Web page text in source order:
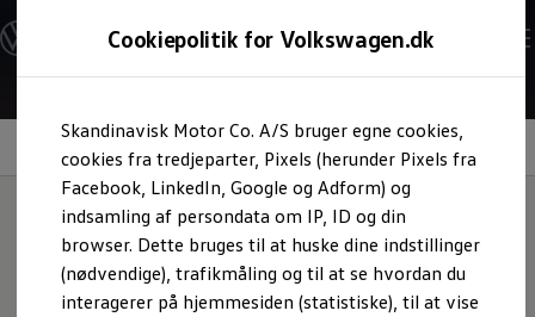
Cookiepolitik for Volkswagen.dk
Skandinavisk Motor Co. A/S bruger egne cookies,
cookies fra tredjeparter, Pixels (herunder Pixels fra
Facebook, LinkedIn, Google og Adform) og
indsamling af persondata om IP, ID og din
browser. Dette bruges til at huske dine indstillinger
(nødvendige), trafikmåling og til at se hvordan du
interagerer på hjemmesiden (statistiske), til at vise
hovedindhold
footer
Modeller og konfigurator
Byg din Volkswagen
Alle modeller
Kend din Volkswagen
Erhvervsbiler
Værktøjskassen
ConnectedFleet
Service
California on Tour app
Elektriske biler
Elbiler
ID. Polo
ID. Light
Intelligent lys som